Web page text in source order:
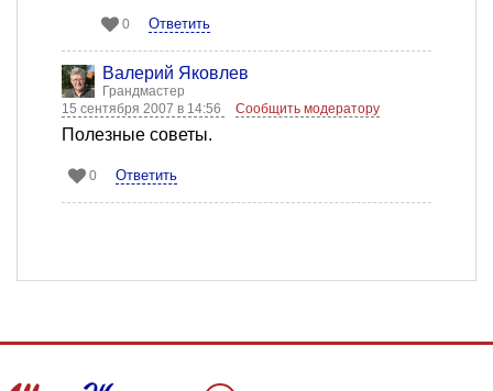
0 Ответить
Валерий Яковлев
Грандмастер
15 сентября 2007 в 14:56
Сообщить модератору
Полезные советы.
0 Ответить